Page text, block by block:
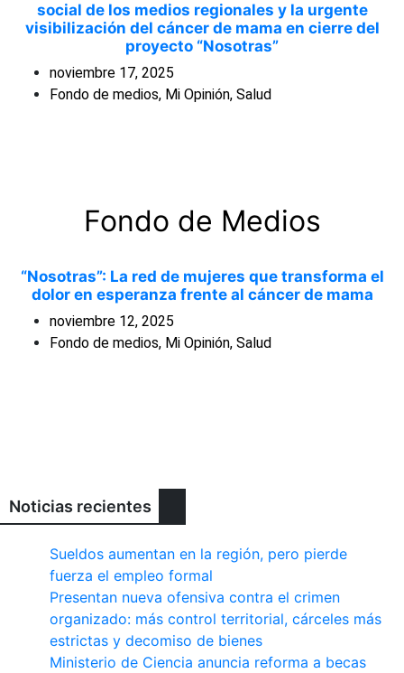
social de los medios regionales y la urgente
visibilización del cáncer de mama en cierre del
proyecto “Nosotras”
noviembre 17, 2025
Fondo de medios, Mi Opinión, Salud
Fondo de Medios
“Nosotras”: La red de mujeres que transforma el
dolor en esperanza frente al cáncer de mama
noviembre 12, 2025
Fondo de medios, Mi Opinión, Salud
Noticias recientes
Sueldos aumentan en la región, pero pierde
fuerza el empleo formal
Presentan nueva ofensiva contra el crimen
organizado: más control territorial, cárceles más
estrictas y decomiso de bienes
Ministerio de Ciencia anuncia reforma a becas